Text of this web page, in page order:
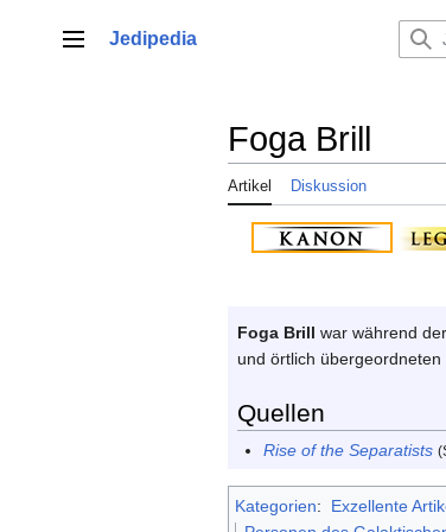
springenHauptmenü
Jedipedia
Foga Brill
Artikel Diskussion
Foga Brill war während der
und örtlich
Quellen
Rise of the Separatists
Kategorien: Exzellente